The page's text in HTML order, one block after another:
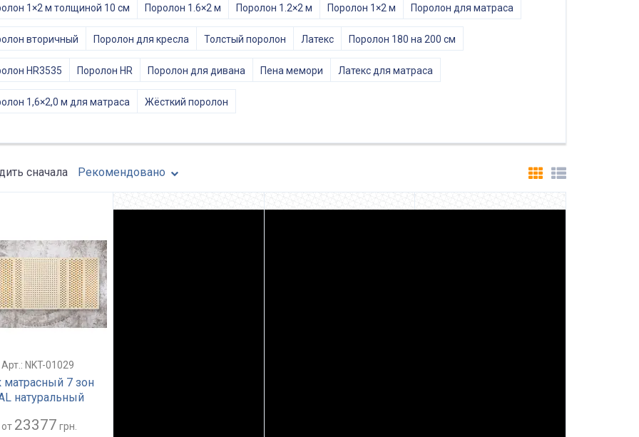
1×2 м толщиной 10 см Поролон 1.6×2 м Поролон 1.2×2 м Поролон 1×2 м Поролон для матраса
вторичный Поролон для кресла Толстый поролон Латекс Поролон 180 на 200 см
HR3535 Поролон HR Поролон для дивана Пена мемори Латекс для матраса
1,6×2,0 м для матраса Жёсткий поролон
сначала Рекомендовано
Арт.: NKT-01029
матрасный 7 зон
натуральный
от 23377 грн.